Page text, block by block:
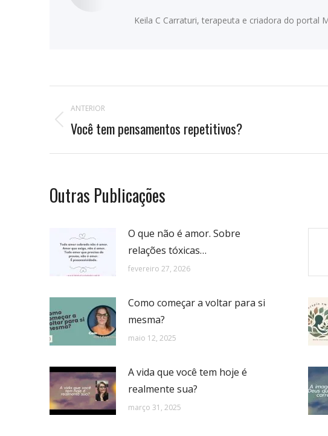
Keila C Carraturi, terapeuta e criadora do portal
Navegação
de
postagens
ANTERIOR
Publicação
Você tem pensamentos repetitivos?
Outras Publicações
O que não é amor. Sobre
relações tóxicas…
fevereiro 27, 2026
Como começar a voltar para si
mesma?
maio 12, 2025
A vida que você tem hoje é
realmente sua?
março 31, 2025